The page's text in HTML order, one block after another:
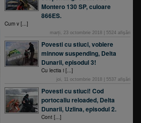
Montero 130 SP, culoare
866ES.
Cum v [...]
marți, 23 octombrie 2018 5524 afişări
Povesti cu stiuci, voblere
minnow suspending, Delta
Dunarii, episodul 3!
Cu lectia i [...]
joi, 11 octombrie 2018 5537 afişări
Povesti cu stiuci! Cod
portocaliu reloaded, Delta
Dunarii, Uzlina, episodul 2.
Cont [...]